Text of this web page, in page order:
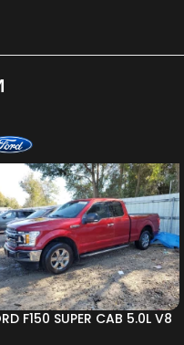
F150 SUPER CAB 5.0L V8